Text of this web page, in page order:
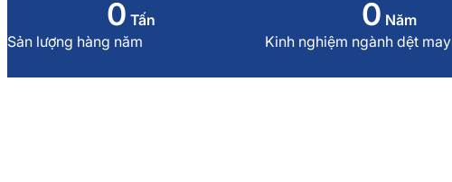
0 Tấn
Sản lượng hàng năm
0 Năm
Kinh nghiệm ngành dệt may